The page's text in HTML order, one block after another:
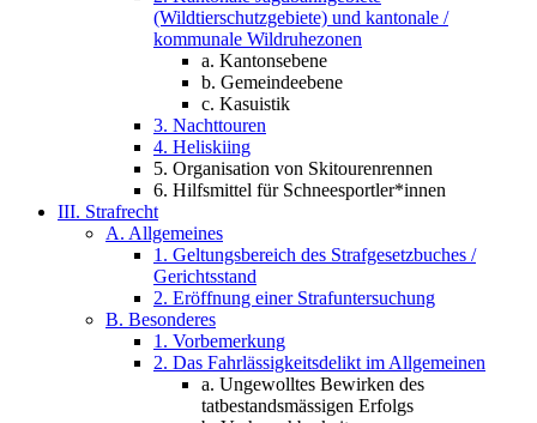
(Wildtierschutzgebiete) und kantonale /
kommunale Wildruhezonen
a. Kantonsebene
b. Gemeindeebene
c. Kasuistik
3. Nachttouren
4. Heliskiing
5. Organisation von Skitourenrennen
6. Hilfsmittel für Schneesportler*innen
III. Strafrecht
A. Allgemeines
1. Geltungsbereich des Strafgesetzbuches /
Gerichtsstand
2. Eröffnung einer Strafuntersuchung
B. Besonderes
1. Vorbemerkung
2. Das Fahrlässigkeitsdelikt im Allgemeinen
a. Ungewolltes Bewirken des
tatbestandsmässigen Erfolgs